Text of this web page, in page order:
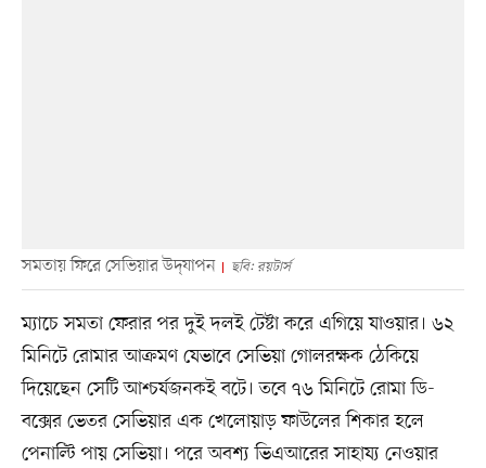
সমতায় ফিরে সেভিয়ার উদ্‌যাপন ছবি: রয়টার্স
ম্যাচে সমতা ফেরার পর দুই দলই টেষ্টা করে এগিয়ে যাওয়ার। ৬২
মিনিটে রোমার আক্রমণ যেভাবে সেভিয়া গোলরক্ষক ঠেকিয়ে
দিয়েছেন সেটি আশ্চর্যজনকই বটে। তবে ৭৬ মিনিটে রোমা ডি-
বক্সের ভেতর সেভিয়ার এক খেলোয়াড় ফাউলের শিকার হলে
পেনাল্টি পায় সেভিয়া। পরে অবশ্য ভিএআরের সাহায্য নেওয়ার